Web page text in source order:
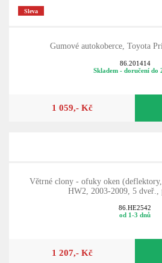
Sleva
Gumové autokoberce, Toyota
86.201414
Skladem - doručení do
1 059,- Kč
Větrné clony - ofuky oken
HW2, 2003-2009, 5 dveř.,
86.HE2542
od 1-3 dnů
1 207,- Kč